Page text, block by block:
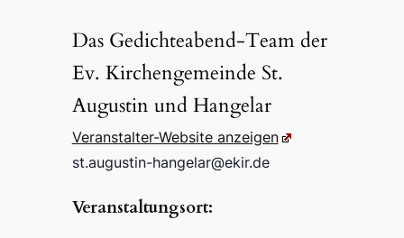
Das Gedich­­te­a­bend-Team der
Ev. Kirchen­ge­mein­de St.
Augus­tin und Hangelar
Veran­stal­ter-Website anzei­gen
st.​augustin-​hangelar@​ekir.​de
Veran­stal­tungs­ort: